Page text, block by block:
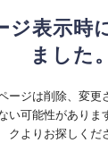
ジ表示時
ました。
ージは削除、変更
い可能性がありま
クよりお探しくだ